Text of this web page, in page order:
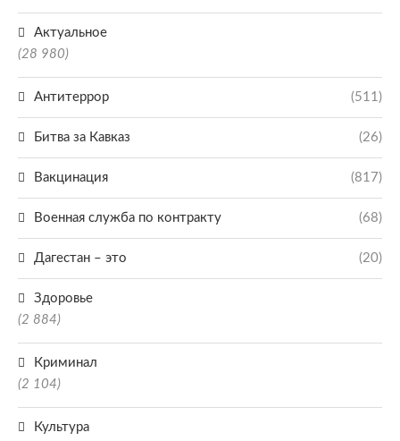
Актуальное
(28 980)
Антитеррор (511)
Битва за Кавказ (26)
Вакцинация (817)
Военная служба по контракту (68)
Дагестан – это (20)
Здоровье
(2 884)
Криминал
(2 104)
Культура